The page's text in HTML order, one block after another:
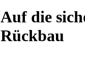
Auf die
Rückbau